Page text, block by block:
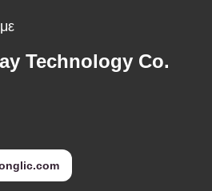
Technology Co.